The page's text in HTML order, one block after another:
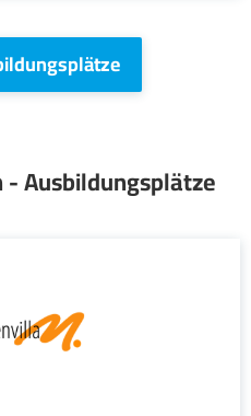
- Ausbildungsplätze